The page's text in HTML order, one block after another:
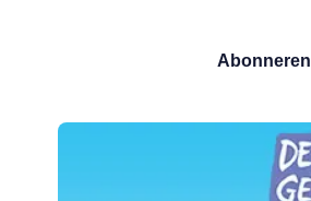
Abonneren